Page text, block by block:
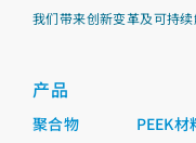
我们带来创新变革及可持
产品
聚合物 PEEK材